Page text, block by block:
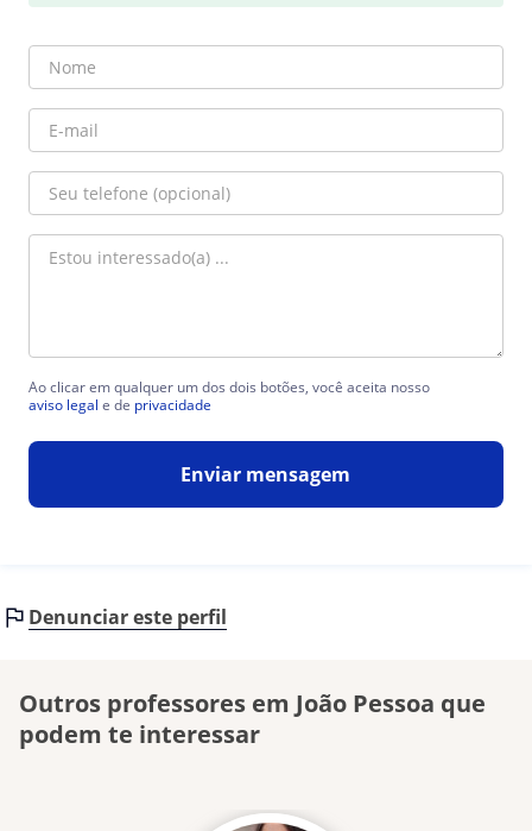
Ao clicar em qualquer um dos dois botões, você aceita nosso
aviso legal e de privacidade
Enviar mensagem
Denunciar este perfil
Outros professores em João Pessoa que
podem te interessar